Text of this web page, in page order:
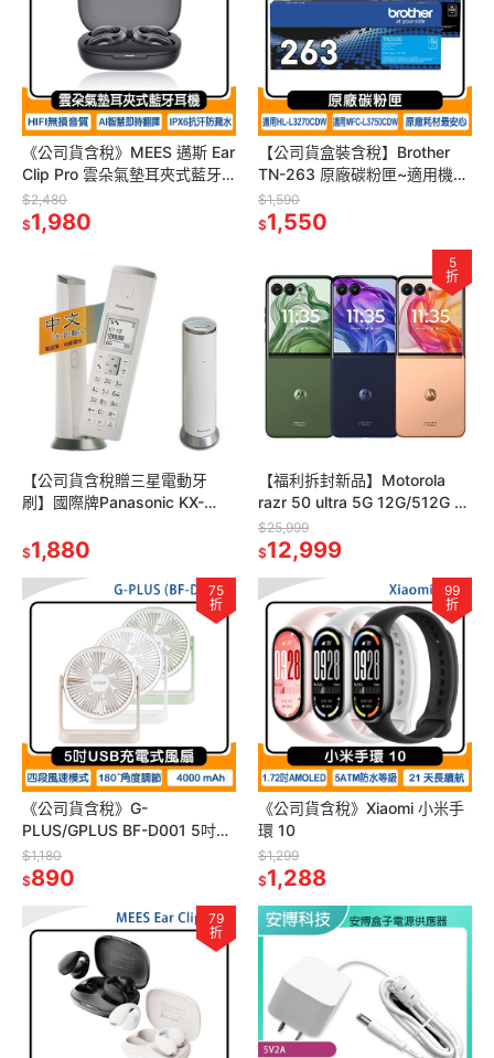
《公司貨含稅》MEES 邁斯 Ear
Clip Pro 雲朵氣墊耳夾式藍牙
耳機 透明黑(半透黑)~送20W
雙孔充電器
$2,480
$1,980
【公司貨盒裝含稅】Brother
TN-263 原廠碳粉匣~適用機型
HL-L3270CDW、MFC-
L3750CD
$1,590
$1,550
【公司貨含稅贈三星電動牙
刷】國際牌Panasonic KX-
無線電話
$1,880
5
折
【福利拆封新品】Motorola
razr 50 ultra 5G 12G/512G 摺
疊機
$25,999
$12,999
75
折
《公司貨含稅》G-
PLUS/GPLUS BF-D001 5吋
USB充電式風扇(售完為止)~送
infinity便攜喇叭
$1,180
$890
99
折
《公司貨含稅》Xiaomi 小米手
環 10
$1,299
$1,288
79
折